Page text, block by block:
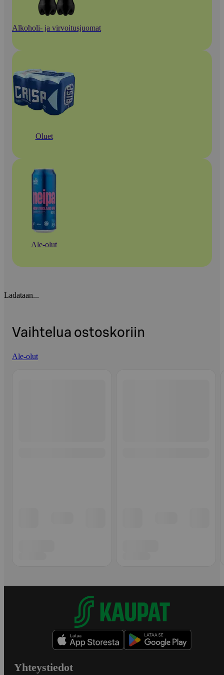
Alkoholi- ja virvoitusjuomat
Oluet
Ale-olut
Ladataan...
Vaihtelua ostoskoriin
Ale-olut
Yhteystiedot